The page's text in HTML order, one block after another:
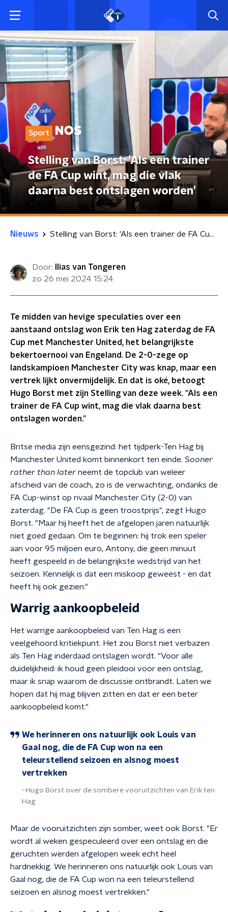
Sport
Stelling van Borst: 'Als een trainer
de FA Cup wint, mag die vlak
daarna best ontslagen worden'
Nieuws Stelling van Borst: 'Als een trainer de FA Cup wint, mag die vlak daarna best ontslagen worden'
Door:
Ilias van Tongeren
zo 26 mei 2024 15:24
Te midden van hevige speculaties over een
aanstaand ontslag won Erik ten Hag zaterdag de FA
Cup met Manchester United, het belangrijkste
bekertoernooi van Engeland. De 2-0-zege op
landskampioen Manchester City was knap, maar een
vertrek lijkt onvermijdelijk. En dat is oké, betoogt
Hugo Borst met zijn Stelling van deze week. "Als een
trainer de FA Cup wint, mag die vlak daarna best
ontslagen worden."
Britse media zijn eensgezind: het tijdperk-Ten Hag bij
Manchester United komt binnenkort ten einde. Sooner
rather than later neemt de topclub van weleer
afscheid van de coach, zo is de verwachting, ondanks de
FA Cup-winst op rivaal Manchester City (2-0) van
zaterdag. "De FA Cup is geen troostprijs", zegt Hugo
Borst. "Maar hij heeft het de afgelopen jaren natuurlijk
niet goed gedaan. Om te beginnen: hij trok een speler
aan voor 95 miljoen euro, Antony, die geen minuut
heeft gespeeld in de belangrijkste wedstrijd van het
seizoen. Kennelijk is dat een miskoop geweest - en dat
heeft hij ook gezien."
Warrig aankoopbeleid
Het warrige aankoopbeleid van Ten Hag is een
veelgehoord kritiekpunt. Het zou Borst niet verbazen
als Ten Hag inderdaad ontslagen wordt. "Voor alle
duidelijkheid: ik houd geen pleidooi voor een ontslag,
maar ik snap waarom de discussie ontbrandt. Laten we
hopen dat hij mag blijven zitten en dat er een beter
aankoopbeleid komt."
We herinneren ons natuurlijk ook Louis van
Gaal nog, die de FA Cup won na een
teleurstellend seizoen en alsnog moest
vertrekken
Hugo Borst over de sombere vooruitzichten van Erik ten
Hag
Maar de vooruitzichten zijn somber, weet ook Borst. "Er
wordt al weken gespeculeerd over een ontslag en die
geruchten werden afgelopen week echt heel
hardnekkig. We herinneren ons natuurlijk ook Louis van
Gaal nog, die de FA Cup won na een teleurstellend
seizoen en alsnog moest vertrekken."